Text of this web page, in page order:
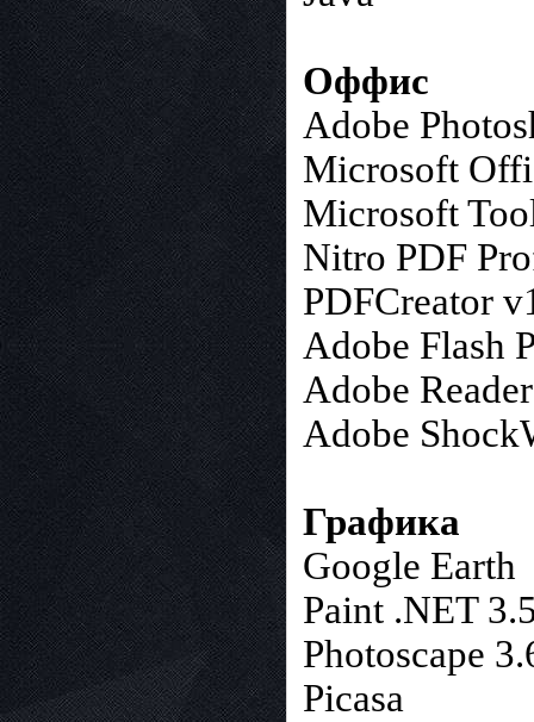
Оффис
Adobe
Microsoft
Microsoft
Nitro PDF
PDFCreator
Adobe Flash
Adobe Reader
Adobe
Графика
Google Earth
Paint .NET
Photoscape
Picasa